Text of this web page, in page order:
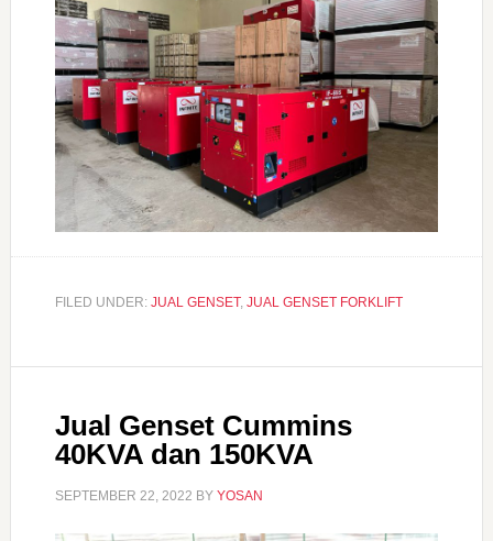
FILED UNDER: JUAL GENSET, JUAL GENSET FORKLIFT
Jual Genset Cummins
40KVA dan 150KVA
SEPTEMBER 22, 2022 BY YOSAN